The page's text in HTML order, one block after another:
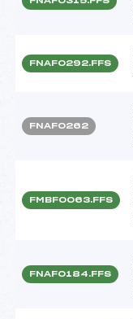
FNAF0292.FFS
FNAF0262
FMBF0063.FFS
FNAF0184.FFS